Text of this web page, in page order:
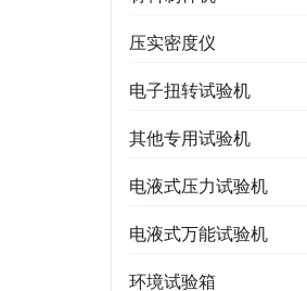
压实密度仪
电子扭转试验机
其他专用试验机
电液式压力试验机
电液式万能试验机
环境试验箱